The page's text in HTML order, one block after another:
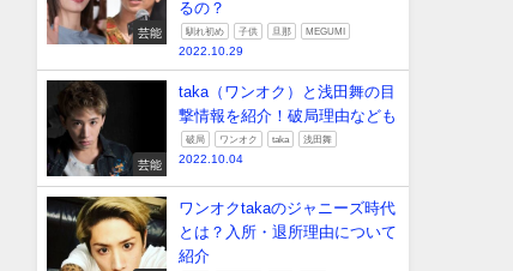
芸能
るの？
馴れ初め 子供 旦那 MEGUMI
2022.10.29
芸能
taka（ワンオク）と浅田舞の目
撃情報を紹介！破局理由なども
破局 ワンオク taka 浅田舞
2022.10.04
ワンオクtakaのジャニーズ時代
とは？入所・退所理由について
紹介